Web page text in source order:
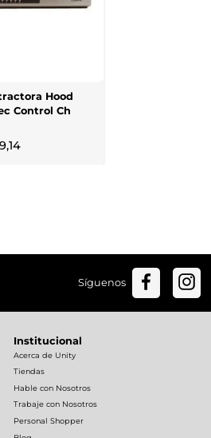
Hood
Control Ch
9,14
Síguenos
Institucional
Acerca de Unity
Tiendas
Hable con Nosotros
Trabaje con Nosotros
Personal Shopper